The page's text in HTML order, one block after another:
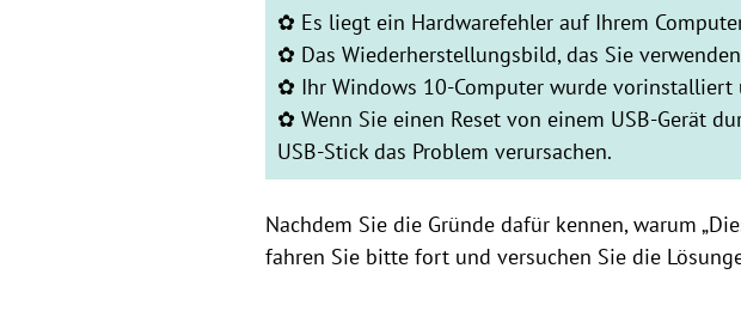
✿ Es liegt ein Hardwarefehler auf Ihrem
✿ Das Wiederherstellungsbild, das Sie
✿ Ihr Windows 10-Computer wurde
✿ Wenn Sie einen Reset von einem USB-Gerät
USB-Stick das Problem verursachen.
Nachdem Sie die Gründe dafür kennen, warum
fahren Sie bitte fort und versuchen Sie die